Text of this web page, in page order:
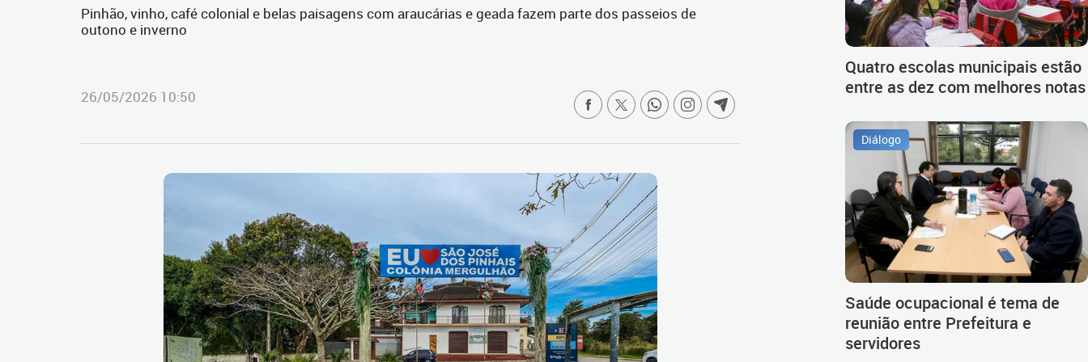
Pinhão, vinho, café colonial e belas paisagens com araucárias e geada fazem parte dos passeios de
outono e inverno
26/05/2026 10:50
Quatro escolas municipais estão
entre as dez com melhores notas
Diálogo
Saúde ocupacional é tema de
reunião entre Prefeitura e
servidores